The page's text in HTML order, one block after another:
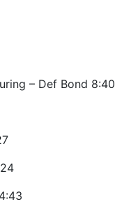
– Def Bond 8:40